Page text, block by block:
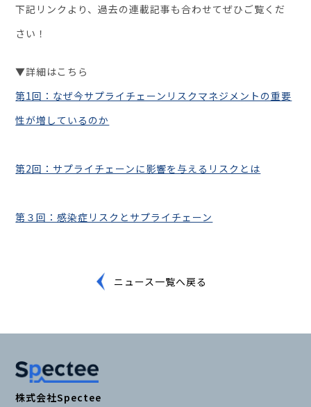
下記リンクより、過去の連載記事も合わせてぜひご覧くだ
さい！
▼詳細はこちら
第1回：なぜ今サプライチェーンリスクマネジメントの重要
性が増しているのか
第2回：サプライチェーンに影響を与えるリスクとは
第３回：感染症リスクとサプライチェーン
ニュース一覧へ戻る
株式会社Spectee